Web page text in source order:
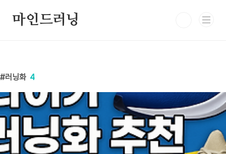
마인드러닝
러닝화 4